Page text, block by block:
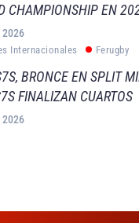
CHAMPIONSHIP EN
2026
Internacionales Ferugby
BRONCE EN SPLIT
FINALIZAN CUARTOS
2026